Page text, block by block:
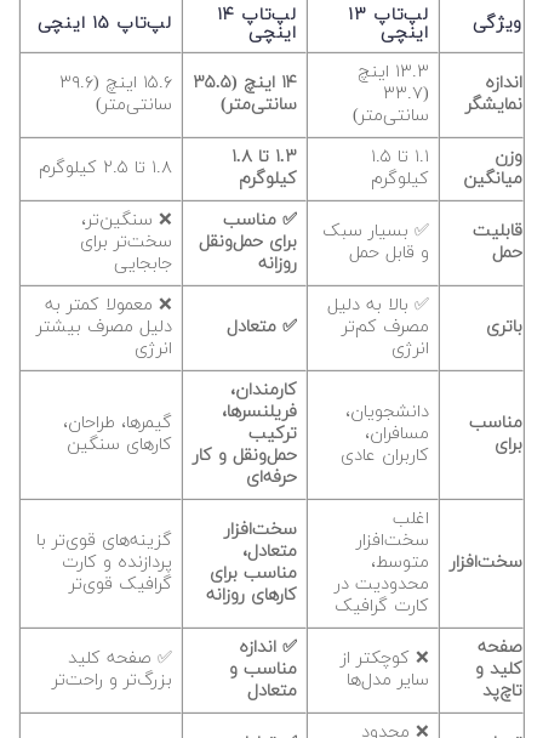
ویژگی لپ‌تاپ ۱۳
اینچی
لپ‌تاپ ۱۴
اینچی لپ‌تاپ ۱۵ اینچی
اندازه
نمایشگر
۱۳.۳ اینچ
(۳۳.۷
سانتی‌متر)
۱۴ اینچ (۳۵.۵
سانتی‌متر)
۱۵.۶ اینچ (۳۹.۶
سانتی‌متر)
وزن
میانگین
۱.۱ تا ۱.۵
کیلوگرم
۱.۳ تا ۱.۸
کیلوگرم
۱.۸ تا ۲.۵ کیلوگرم
قابلیت
حمل
✅ بسیار سبک
و قابل حمل
✅ مناسب
برای حمل‌ونقل
روزانه
❌ سنگین‌تر،
سخت‌تر برای
جابجایی
باتری
✅ بالا به دلیل
مصرف کم‌تر
انرژی
✅ متعادل
❌ معمولا کمتر به
دلیل مصرف بیشتر
انرژی
مناسب
برای
دانشجویان،
مسافران،
کاربران عادی
کارمندان،
فریلنسرها،
ترکیب
حمل‌ونقل و کار
حرفه‌ای
گیمرها، طراحان،
کارهای سنگین
سخت‌افزار
اغلب
سخت‌افزار
متوسط،
محدودیت در
کارت گرافیک
سخت‌افزار
متعادل،
مناسب برای
کارهای روزانه
گزینه‌های قوی‌تر با
پردازنده و کارت
گرافیک قوی‌تر
صفحه
کلید و
تاچ‌پد
❌ کوچکتر از
سایر مدل‌ها
✅ اندازه
مناسب و
متعادل
✅ صفحه کلید
بزرگ‌تر و راحت‌تر
❌ محدود